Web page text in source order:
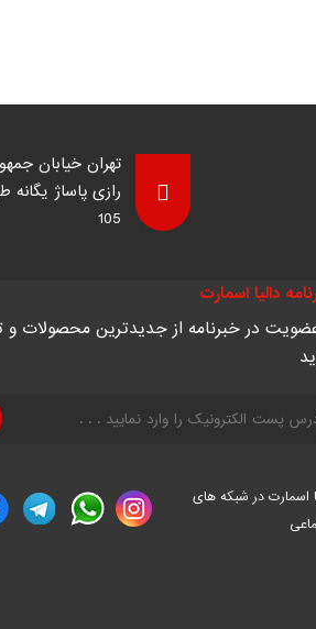
تهران خیابان
105
دالیا اسمارت
در خبرنامه از جدیدترین محصولات و
اسمارت در شبکه های